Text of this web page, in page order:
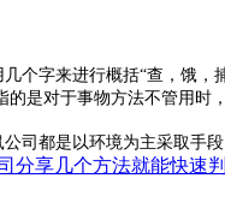
个字来进行概括“查，饿
的是对于事物方法不管用
司都是以环境为主采取手
分享几个方法就能快速